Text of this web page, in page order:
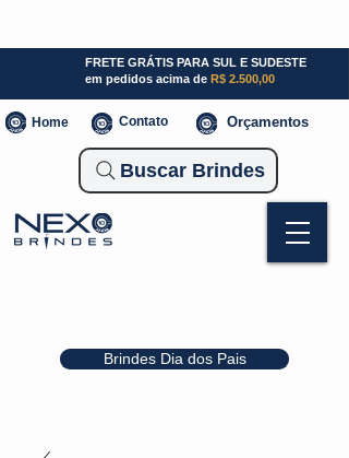
Brindes Dia dos Pais
FRETE GRÁTIS PARA SUL E SUDESTE
em pedidos acima de R$ 2.500,00
Home Contato Orçamentos
Buscar Brindes